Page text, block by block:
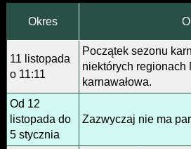
Okres
11 listopada
o 11:11
Początek sezonu
niektórych regionach
karnawałowa.
Od 12
listopada do
5 stycznia
Zazwyczaj nie ma